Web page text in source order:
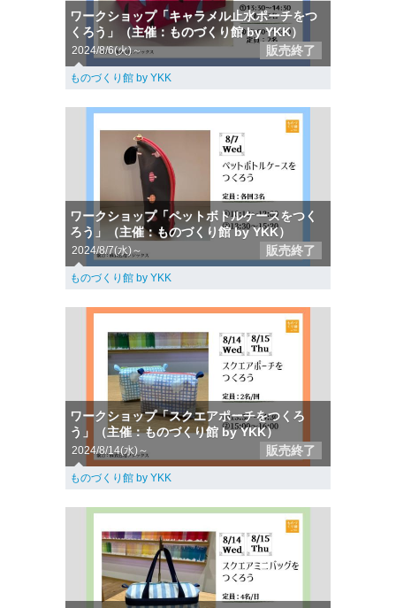
ワークショップ「キャラメル止水ポーチをつ
くろう」（主催：ものづくり館 by YKK）
2024/8/6(火)～ 販売終了
ものづくり館 by YKK
ワークショップ「ペットボトルケースをつく
ろう」（主催：ものづくり館 by YKK）
2024/8/7(水)～ 販売終了
ものづくり館 by YKK
ワークショップ「スクエアポーチをつくろ
う」（主催：ものづくり館 by YKK）
2024/8/14(水)～ 販売終了
ものづくり館 by YKK